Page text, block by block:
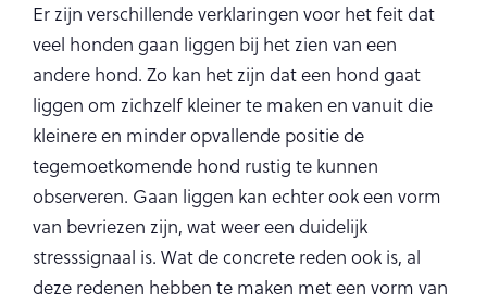
Er zijn verschillende verklaringen voor het feit dat
veel honden gaan liggen bij het zien van een
andere hond. Zo kan het zijn dat een hond gaat
liggen om zichzelf kleiner te maken en vanuit die
kleinere en minder opvallende positie de
tegemoetkomende hond rustig te kunnen
observeren. Gaan liggen kan echter ook een vorm
van bevriezen zijn, wat weer een duidelijk
stresssignaal is. Wat de concrete reden ook is, al
deze redenen hebben te maken met een vorm van